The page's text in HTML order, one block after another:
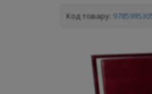
Код товару: